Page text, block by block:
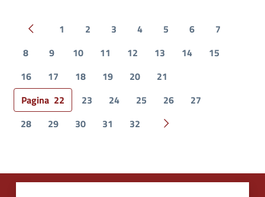
Pagina precedente
1 2 3 4 5 6
7
8
9 10 11 12 13 14
15
16
17 18 19 20
21
Pagina 22 23 24 25 26
27
28
29 30 31 32 Pagina successiva